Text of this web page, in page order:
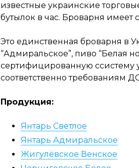
известные украинские
бутылок в час. Броварня имеет
Это единственная броварня в
“Адмиральское”, пиво “Белая
сертифицированную ссистему
соответственно требованиям
Продукция:
Янтарь Светлое
Янтарь Адмиральское
Жигулёвское Венское